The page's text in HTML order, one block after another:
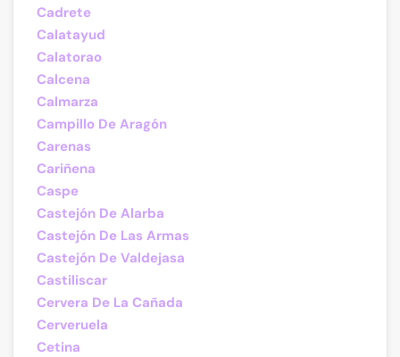
Cadrete
Calatayud
Calatorao
Calcena
Calmarza
Campillo De Aragón
Carenas
Cariñena
Caspe
Castejón De Alarba
Castejón De Las Armas
Castejón De Valdejasa
Castiliscar
Cervera De La Cañada
Cerveruela
Cetina